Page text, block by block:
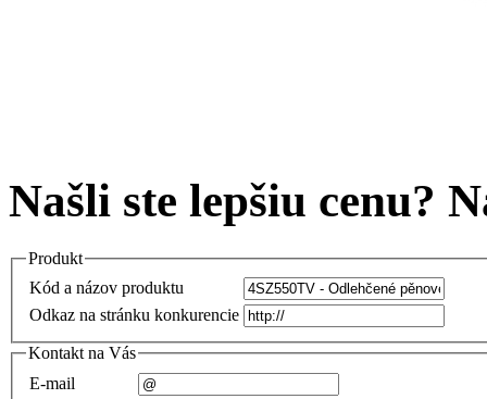
Našli ste lepšiu cenu?
Produkt
Kód a názov produktu
Odkaz na stránku konkurencie
Kontakt na Vás
E-mail